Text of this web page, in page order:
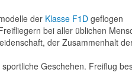
der Klasse F1D geflogen
bei aller üblichen
der Zusammenhalt
Geschehen. Freiflug